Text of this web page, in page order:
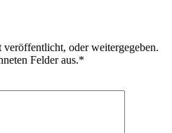
oder weitergegeben.
Felder aus.*